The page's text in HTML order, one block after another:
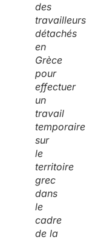
des
travailleurs
détachés
en
Grèce
pour
effectuer
un
travail
temporaire
sur
le
territoire
grec
dans
le
cadre
de la